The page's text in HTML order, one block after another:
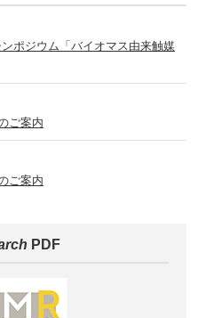
ポジウム「バイオマス由来触媒
ご案内
ご案内
PDF